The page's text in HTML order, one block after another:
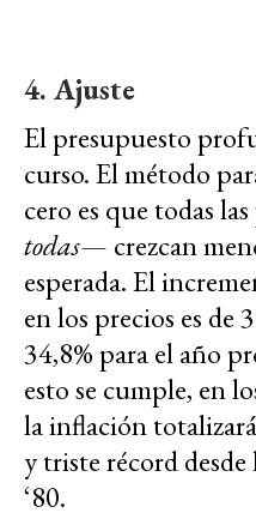
4. Ajuste
El presupuesto
curso. El método
cero es que todas
todas— crezcan
esperada. El
en los precios es de
34,8% para el año
esto se cumple, en
la inflación
y triste récord
‘80.